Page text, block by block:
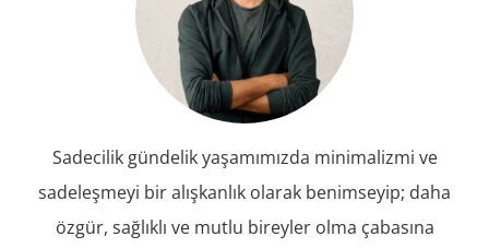
Sadecilik gündelik yaşamımızda minimalizmi ve
sadeleşmeyi bir alışkanlık olarak benimseyip; daha
özgür, sağlıklı ve mutlu bireyler olma çabasına